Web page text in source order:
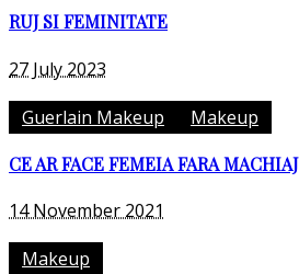
RUJ SI FEMINITATE
27 July 2023
Guerlain Makeup
Makeup
CE AR FACE FEMEIA FARA MACHIAJ
14 November 2021
Makeup